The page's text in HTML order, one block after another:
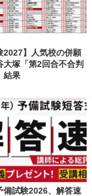
2027】人気校の併願
塚「第2回合不合判
結果
備試験2026、解答速